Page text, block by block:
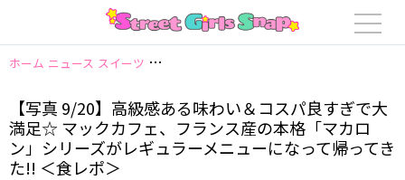
ホーム ニュース スイーツ 【写真 9/20】高級感ある味わい＆コスパ良す
【写真 9/20】高級感ある味わい＆コスパ良すぎで大
満足☆ マックカフェ、フランス産の本格「マカロ
ン」シリーズがレギュラーメニューになって帰ってき
た!! ＜食レポ＞